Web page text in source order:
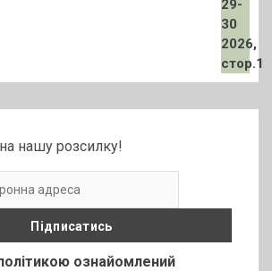
нашу розсилку!
ознайомлений